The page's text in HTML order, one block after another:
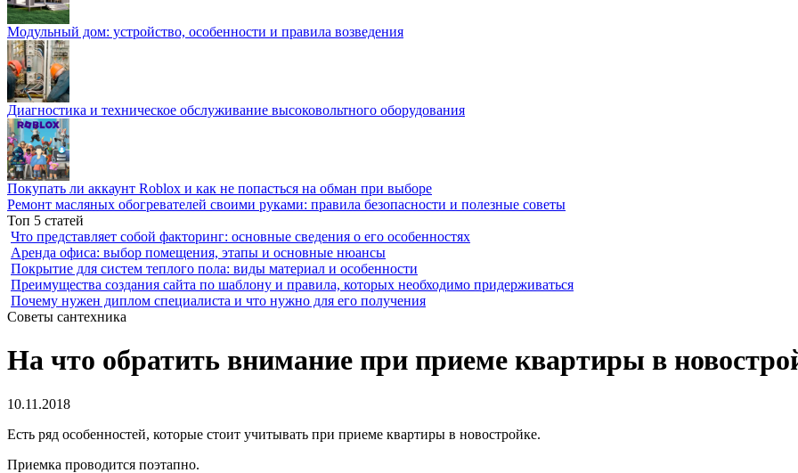
Модульный дом: устройство, особенности и правила возведения
Диагностика и техническое обслуживание высоковольтного оборудования
Покупать ли аккаунт Roblox и как не попасться на обман при выборе
Ремонт масляных обогревателей своими руками: правила безопасности и полезные советы
Топ 5 статей
Что представляет собой факторинг: основные сведения о его особенностях
Аренда офиса: выбор помещения, этапы и основные нюансы
Покрытие для систем теплого пола: виды материал и особенности
Преимущества создания сайта по шаблону и правила, которых необходимо придерживаться
Почему нужен диплом специалиста и что нужно для его получения
Советы сантехника
На что обратить внимание при приеме квартиры в
10.11.2018
Есть ряд особенностей, которые стоит учитывать при приеме квартиры в новостройке.
Приемка проводится поэтапно.